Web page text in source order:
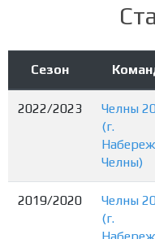
Сезон
2022/2023
Челны
(г.
Челны)
2019/2020
Челны
(г.